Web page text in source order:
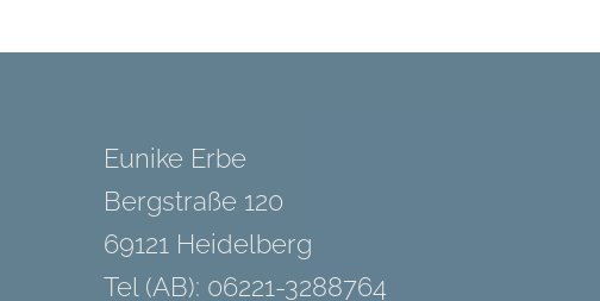
Eunike Erbe
Bergstraße 120
69121 Heidelberg
Tel (AB): 06221-3288764